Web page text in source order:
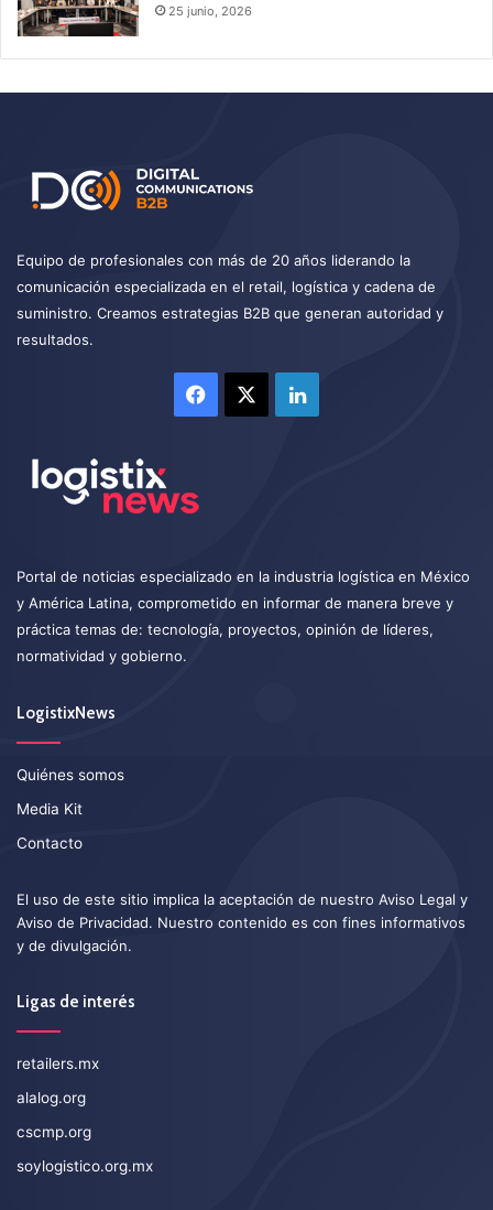
25 junio, 2026
Equipo de profesionales con más de 20 años liderando la
comunicación especializada en el retail, logística y cadena de
suministro. Creamos estrategias B2B que generan autoridad y
resultados.
Facebook LinkedIn
Portal de noticias especializado en la industria logística en México
y América Latina, comprometido en informar de manera breve y
práctica temas de: tecnología, proyectos, opinión de líderes,
normatividad y gobierno.
LogistixNews
Quiénes somos
Media Kit
Contacto
El uso de este sitio implica la aceptación de nuestro Aviso Legal y
Aviso de Privacidad. Nuestro contenido es con fines informativos
y de divulgación.
Ligas de interés
retailers.mx
alalog.org
cscmp.org
soylogistico.org.mx